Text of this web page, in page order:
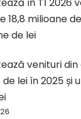
18,8 milioane
de lei
venituri
de lei în 2025 și